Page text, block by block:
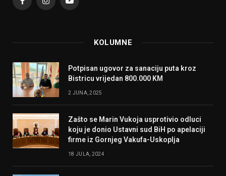
FacebookInstagramYouTube
KOLUMNE
Potpisan ugovor za sanaciju puta kroz
Bistricu vrijedan 800.000 KM
2 JUNA, 2025
Zašto se Marin Vukoja usprotivio odluci
koju je donio Ustavni sud BiH po apelaciji
firme iz Gornjeg Vakufa-Uskoplja
18 JULA, 2024